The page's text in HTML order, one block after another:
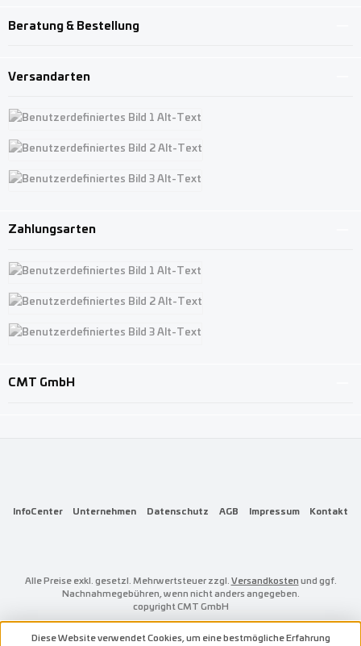
Beratung & Bestellung
Versandarten
Benutzerdefiniertes Bild 1
Benutzerdefiniertes Bild 2
Zahlungsarten
Benutzerdefiniertes Bild 1
Benutzerdefiniertes Bild 2
CMT GmbH
InfoCenter Unternehmen Datenschutz AGB Impressum Kontakt
Alle Preise exkl. gesetzl. Mehrwertsteuer zzgl. Versandkostenund ggf.
Nachnahmegebühren, wenn nicht anders angegeben.
copyright CMT GmbH
Diese Website verwendet Cookies, um eine bestmögliche Erfahrung